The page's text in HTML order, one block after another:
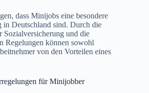
dass Minijobs eine besondere
in Deutschland sind. Durch die
Sozialversicherung und die
Regelungen können sowohl
von den Vorteilen eines
für Minijobber